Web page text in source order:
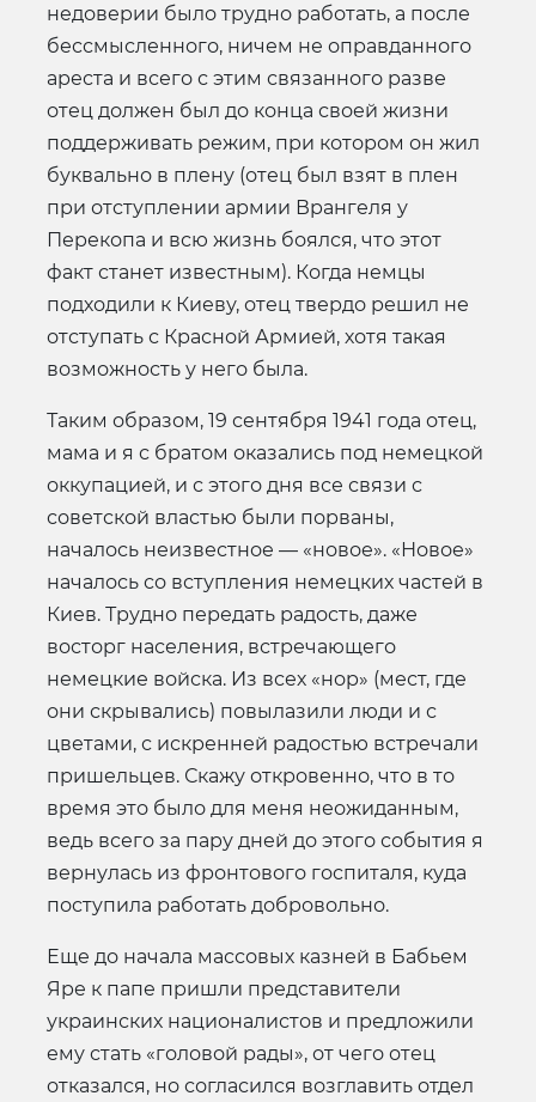
недоверии было трудно работать, а после
бессмысленного, ничем не оправданного
ареста и всего с этим связанного разве
отец должен был до конца своей жизни
поддерживать режим, при котором он жил
буквально в плену (отец был взят в плен
при отступлении армии Врангеля у
Перекопа и всю жизнь боялся, что этот
факт станет известным). Когда немцы
подходили к Киеву, отец твердо решил не
отступать с Красной Армией, хотя такая
возможность у него была.
Таким образом, 19 сентября 1941 года отец,
мама и я с братом оказались под немецкой
оккупацией, и с этого дня все связи с
советской властью были порваны,
началось неизвестное — «новое». «Новое»
началось со вступления немецких частей в
Киев. Трудно передать радость, даже
восторг населения, встречающего
немецкие войска. Из всех «нор» (мест, где
они скрывались) повылазили люди и с
цветами, с искренней радостью встречали
пришельцев. Скажу откровенно, что в то
время это было для меня неожиданным,
ведь всего за пару дней до этого события я
вернулась из фронтового госпиталя, куда
поступила работать добровольно.
Еще до начала массовых казней в Бабьем
Яре к папе пришли представители
украинских националистов и предложили
ему стать «головой рады», от чего отец
отказался, но согласился возглавить отдел